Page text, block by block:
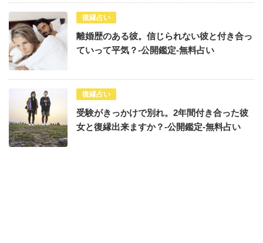
復縁占い
離婚歴のある彼。信じられない彼と付き合っ
ていって平気？-公開鑑定-無料占い
復縁占い
受験がきっかけで別れ。2年間付き合った彼
女と復縁出来ますか？-公開鑑定-無料占い